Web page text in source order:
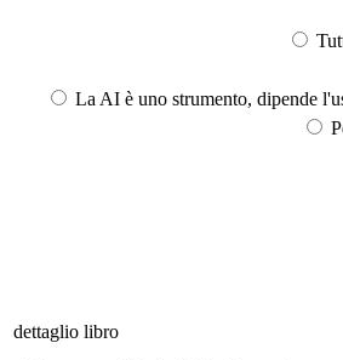
La AI è uno strumento, dipende
dettaglio libro